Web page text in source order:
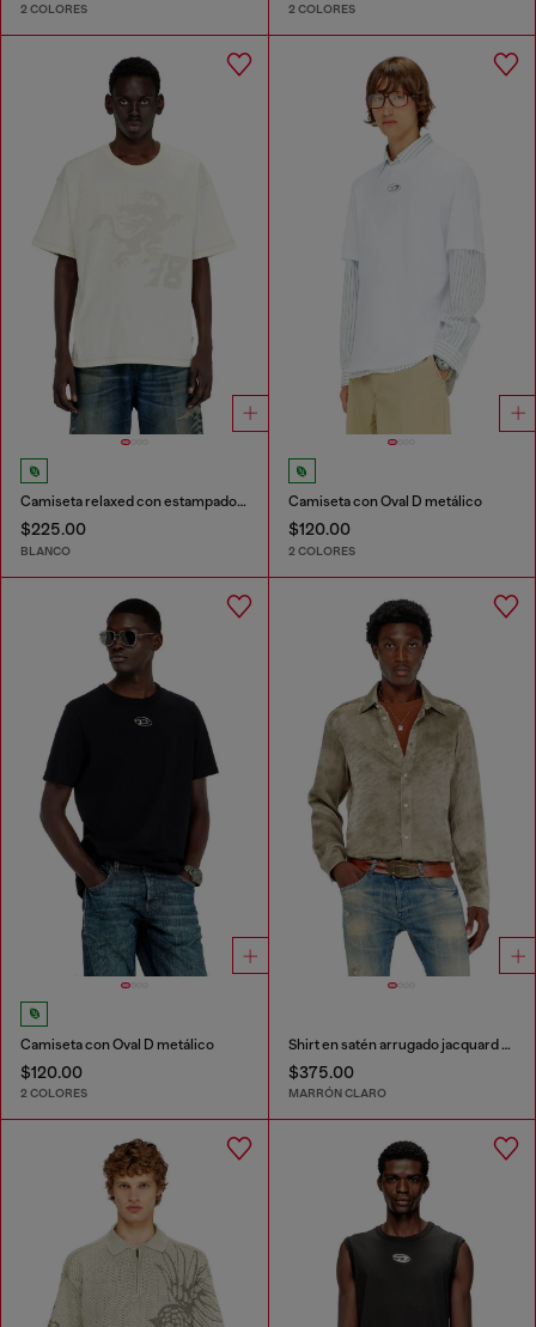
2 COLORES 2 COLORES
Camiseta relaxed con estampados y bordados
$225.00
BLANCO
Camiseta con Oval D metálico
$120.00
2 COLORES
Camiseta con Oval D metálico
$120.00
2 COLORES
Shirt en satén arrugado jacquard con logo
$375.00
MARRÓN CLARO